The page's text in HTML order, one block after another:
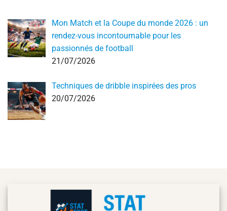
Mon Match et la Coupe du monde 2026 : un
rendez-vous incontournable pour les
passionnés de football
21/07/2026
Techniques de dribble inspirées des pros
20/07/2026